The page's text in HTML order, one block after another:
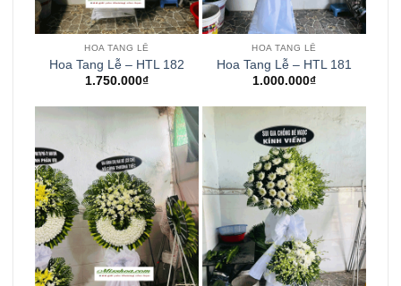
HOA TANG LỄ
Hoa Tang Lễ – HTL 182
1.750.000₫
HOA TANG LỄ
Hoa Tang Lễ – HTL 181
1.000.000₫